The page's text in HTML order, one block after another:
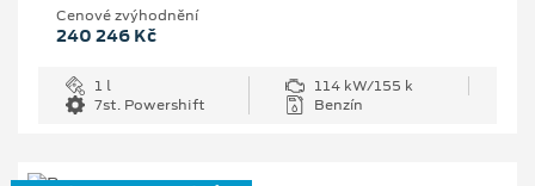
Cenové zvýhodnění
240 246 Kč
1 l
114 kW/155 k
7st. Powershift
Benzín